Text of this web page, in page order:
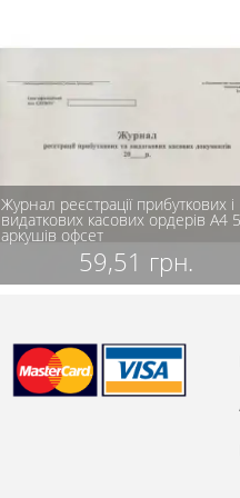
Журнал реєстрації прибуткових і
видаткових касових ордерів А4
аркушів офсет
59,51 грн.